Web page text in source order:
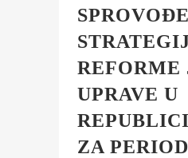
REFORME
UPRAVE U
ZA